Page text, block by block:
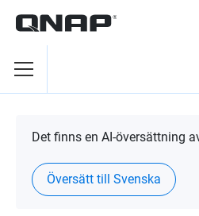
Det finns en AI-översättning
Översätt till Svenska